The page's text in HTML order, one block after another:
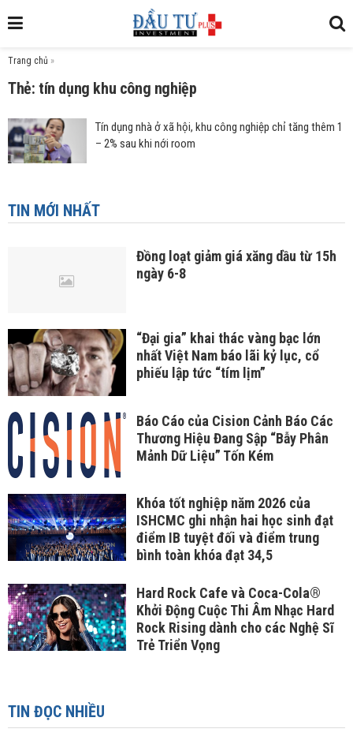
Trang chủ »
Thẻ: tín dụng khu công nghiệp
Tín dụng nhà ở xã hội, khu công nghiệp chỉ tăng thêm 1
– 2% sau khi nới room
TIN MỚI NHẤT
Đồng loạt giảm giá xăng dầu từ 15h
ngày 6-8
“Đại gia” khai thác vàng bạc lớn
nhất Việt Nam báo lãi kỷ lục, cổ
phiếu lập tức “tím lịm”
Báo Cáo của Cision Cảnh Báo Các
Thương Hiệu Đang Sập “Bẫy Phân
Mảnh Dữ Liệu” Tốn Kém
Khóa tốt nghiệp năm 2026 của
ISHCMC ghi nhận hai học sinh đạt
điểm IB tuyệt đối và điểm trung
bình toàn khóa đạt 34,5
Hard Rock Cafe và Coca-Cola®
Khởi Động Cuộc Thi Âm Nhạc Hard
Rock Rising dành cho các Nghệ Sĩ
Trẻ Triển Vọng
TIN ĐỌC NHIỀU